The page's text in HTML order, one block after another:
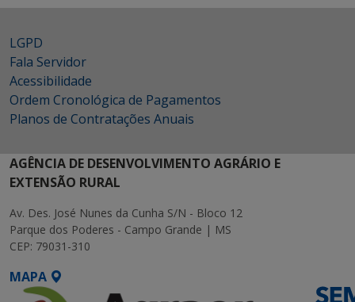
LGPD
Fala Servidor
Acessibilidade
Ordem Cronológica de Pagamentos
Planos de Contratações Anuais
AGÊNCIA DE DESENVOLVIMENTO AGRÁRIO E
EXTENSÃO RURAL
Av. Des. José Nunes da Cunha S/N - Bloco 12
Parque dos Poderes - Campo Grande | MS
CEP: 79031-310
MAPA